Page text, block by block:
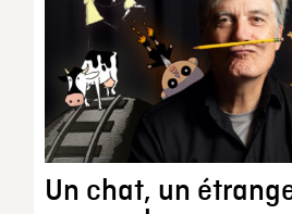
Un chat, un